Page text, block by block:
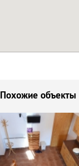
Похожие объекты